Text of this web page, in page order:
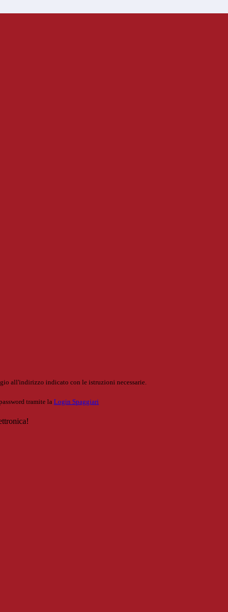
all'indirizzo indicato con le istruzioni necessarie.
tramite la Login Spaggiari